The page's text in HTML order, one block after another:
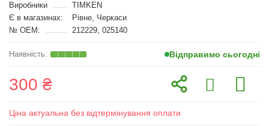
Виробники
TIMKEN
Є в магазинах:
Рівне, Черкаси
№ OEM:
212229, 025140
Відправимо сьогодні
300 ₴
Ціна актуальна без відтермінування оплати